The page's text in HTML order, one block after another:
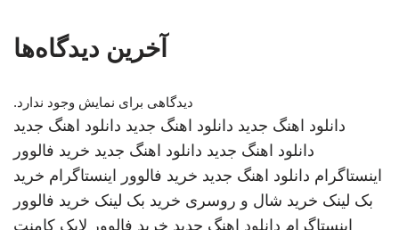
آخرین دیدگاه‌ها
دیدگاهی برای نمایش وجود ندارد.
دانلود اهنگ جدید دانلود اهنگ جدید دانلود اهنگ جدید
دانلود اهنگ جدید دانلود اهنگ جدید خرید فالوور
اینستاگرام دانلود اهنگ جدید خرید فالوور اینستاگرام خرید
بک لینک خرید شال و روسری خرید بک لینک خرید فالوور
اینستاگرام دانلود اهنگ جدید خرید فالوور لایک کامنت